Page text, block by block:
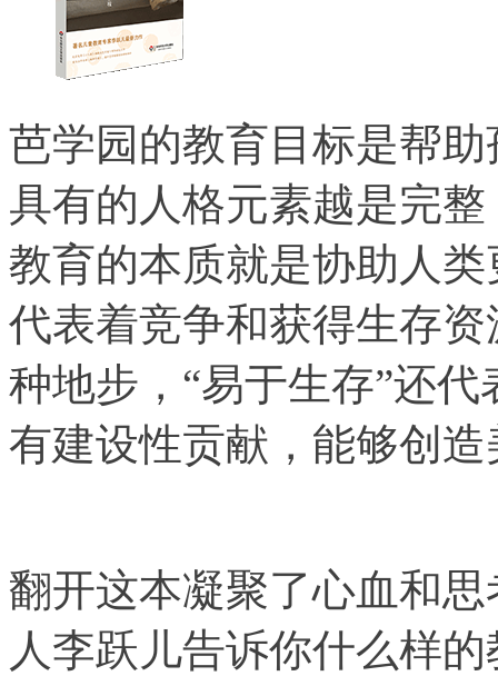
芭学园的教育目标是帮
具有的人格元素越是完
教育的本质就是协助人
代表着竞争和获得生存
种地步，“易于生存”还
有建设性贡献，能够创
翻开这本凝聚了心血和
人李跃儿告诉你什么样